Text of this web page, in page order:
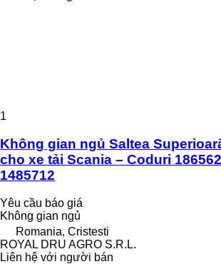
1
Không gian ngủ Saltea
cho xe tải Scania – Coduri
1485712
Yêu cầu báo giá
Không gian ngủ
Romania, Cristesti
ROYAL DRU AGRO S.R.L.
Liên hệ với người bán